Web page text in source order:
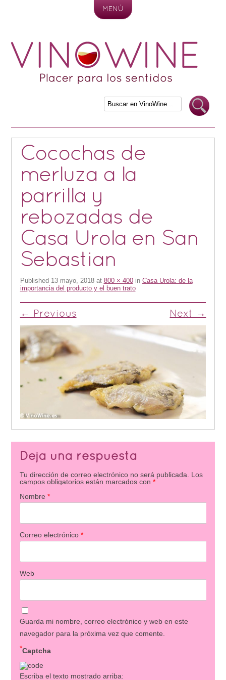
MENÚ
Cocochas de
merluza a la
parrilla y
rebozadas de
Casa Urola en San
Sebastian
Published 13 mayo, 2018at 800 × 400in Casa Urola: de la
importancia del producto y el buen trato
← Previous Next →
Deja una respuesta
Tu dirección de correo electrónico no será publicada.
Los
campos obligatorios están marcados con *
Nombre *
Correo electrónico *
Web
Guarda mi nombre, correo electrónico y web en este
navegador para la próxima vez que comente.
Captcha
*
Escriba el texto mostrado arriba: